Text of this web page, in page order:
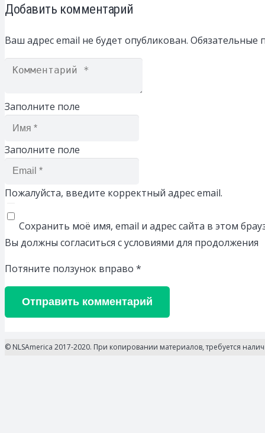
Добавить комментарий
Ваш адрес email не будет опубликован. Обязательные
Заполните поле
Заполните поле
Пожалуйста, введите корректный адрес email.
Сохранить моё имя, email и адрес сайта в этом
Вы должны согласиться с условиями для продолжения
Потяните ползунок вправо *
Отправить комментарий
© NLSAmerica 2017-2020. При копировании материалов, требуется